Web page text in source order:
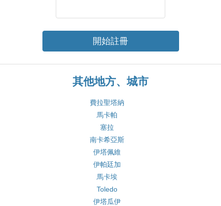
開始註冊
其他地方、城市
費拉聖塔納
馬卡帕
塞拉
南卡希亞斯
伊塔佩維
伊帕廷加
馬卡埃
Toledo
伊塔瓜伊